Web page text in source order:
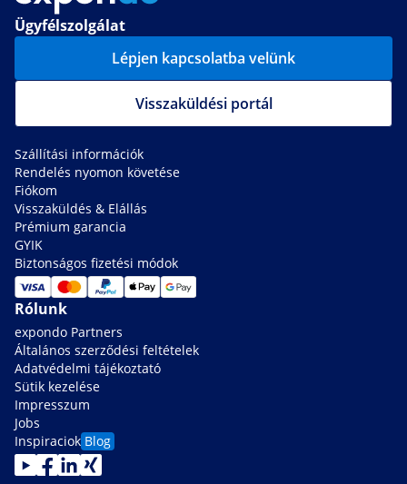
Ügyfélszolgálat
Lépjen kapcsolatba velünk
Visszaküldési portál
Szállítási információk
Rendelés nyomon követése
Fiókom
Visszaküldés & Elállás
Prémium garancia
GYIK
Biztonságos fizetési módok
Rólunk
expondo Partners
Általános szerződési feltételek
Adatvédelmi tájékoztató
Sütik kezelése
Impresszum
Jobs
Inspiraciok Blog